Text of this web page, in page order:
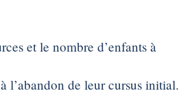
et le nombre d’enfants à
l’abandon de leur cursus initial.